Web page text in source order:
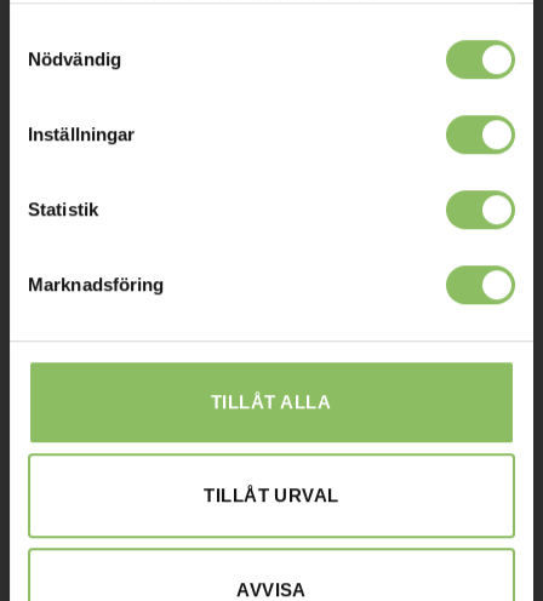
Nödvändig
Inställningar
Statistik
Marknadsföring
TILLÅT ALLA
TILLÅT URVAL
AVVISA
Reklamation
168 67 Bromma
Sommaröppettider:
Tisdag-Torsdag: 11-18
Övriga dagar har vi stängt.
info@baddsofflagret.se